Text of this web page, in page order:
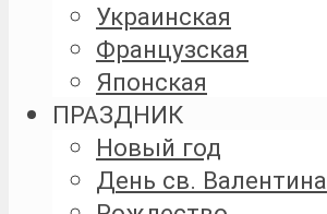
Украинская
Французская
Японская
ПРАЗДНИК
Новый год
День св. Валентина